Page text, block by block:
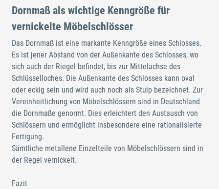
Dornmaß als wichtige Kenngröße für
vernickelte Möbelschlösser
Das Dornmaß ist eine markante Kenngröße eines Schlosses.
Es ist jener Abstand von der Außenkante des Schlosses, wo
sich auch der Riegel befindet, bis zur Mittelachse des
Schlüsselloches. Die Außenkante des Schlosses kann oval
oder eckig sein und wird auch noch als Stulp bezeichnet. Zur
Vereinheitlichung von Möbelschlössern sind in Deutschland
die Dornmaße genormt. Dies erleichtert den Austausch von
Schlössern und ermöglicht insbesondere eine rationalisierte
Fertigung.
Sämtliche metallene Einzelteile von Möbelschlössern sind in
der Regel vernickelt.
Fazit